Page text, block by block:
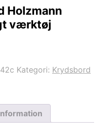
Holzmann
værktøj
Kategori: Krydsbord